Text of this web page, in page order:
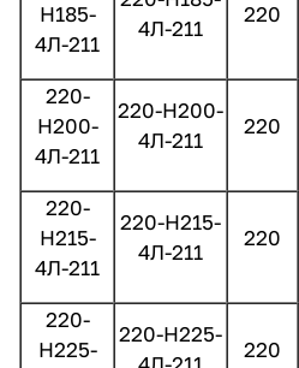
Н185-
4Л-211
4Л-211
220
220-
Н200-
4Л-211
220-Н200-
4Л-211
220
220-
Н215-
4Л-211
220-Н215-
4Л-211
220
220-
Н225-
220-Н225-
220